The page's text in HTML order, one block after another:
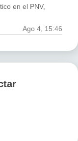
en el PNV,
Ago 4, 15:46